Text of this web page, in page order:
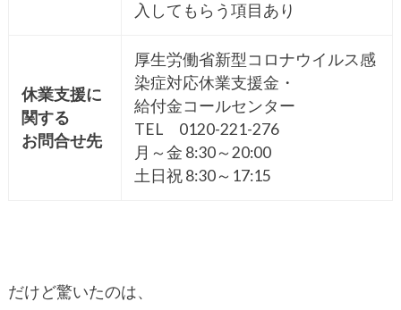
入してもらう項目あり
休業支援に
関する
お問合せ先
厚生労働省新型コロナウイルス感
染症対応休業支援金・
給付金コールセンター
TEL 0120-221-276
月～金 8:30～20:00
土日祝 8:30～17:15
だけど驚いたのは、